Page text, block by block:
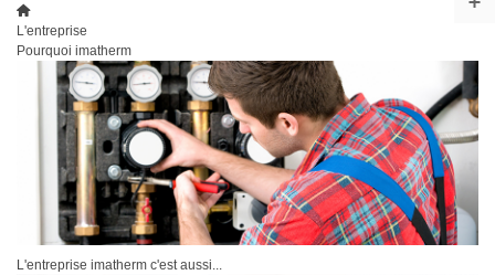
L'entreprise
Pourquoi imatherm
L'entreprise imatherm c'est aussi...